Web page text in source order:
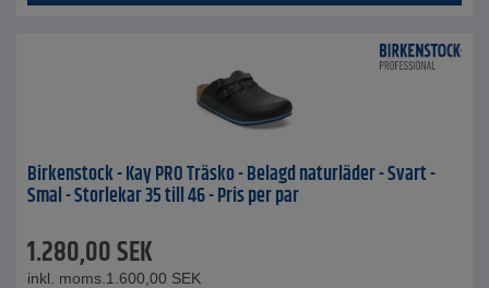
Birkenstock - Kay PRO Träsko - Belagd naturläder - Svart -
Smal - Storlekar 35 till 46 - Pris per par
1.280,00SEK
inkl. moms. 1.600,00 SEK